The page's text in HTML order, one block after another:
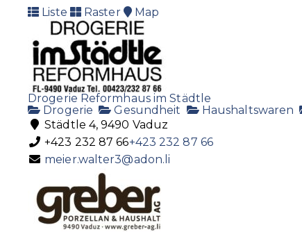
Liste Raster Map
Drogerie Reformhaus im Städtle
Drogerie
Gesundheit Haushaltswaren
Städtle 4, 9490 Vaduz
+423 232 87 66+423 232 87 66
meier.walter3@adon.li